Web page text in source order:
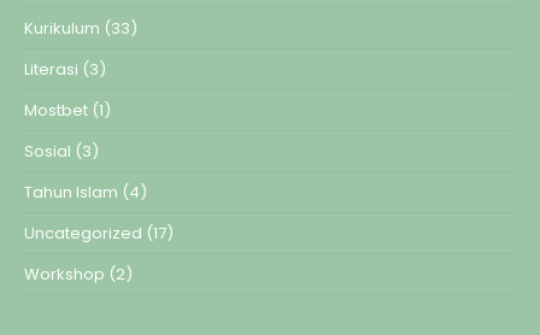
Kurikulum (33)
Literasi (3)
Mostbet (1)
Sosial (3)
Tahun Islam (4)
Uncategorized (17)
Workshop (2)